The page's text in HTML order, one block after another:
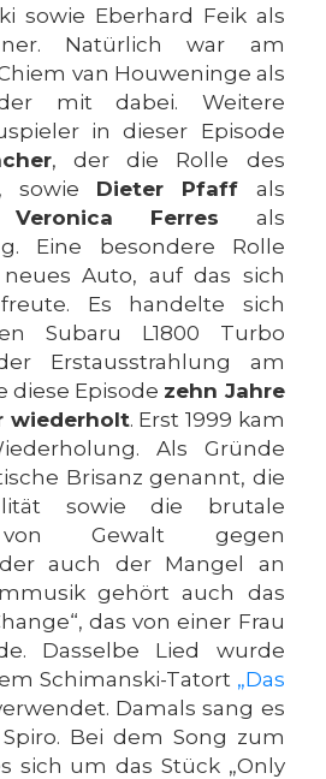
sowie Eberhard Feik als
Natürlich war am
van Houweninge als
mit dabei. Weitere
in dieser Episode
, der die Rolle des
sowie Dieter Pfaff als
Veronica Ferres als
Eine besondere Rolle
Auto, auf das sich
Es handelte sich
Subaru L1800 Turbo
Erstausstrahlung am
diese Episode zehn Jahre
wiederholt. Erst 1999 kam
Als Gründe
Brisanz genannt, die
sowie die brutale
von Gewalt gegen
auch der Mangel an
gehört auch das
das von einer Frau
Dasselbe Lied wurde
Schimanski-Tatort „Das
Damals sang es
Bei dem Song zum
sich um das Stück „Only